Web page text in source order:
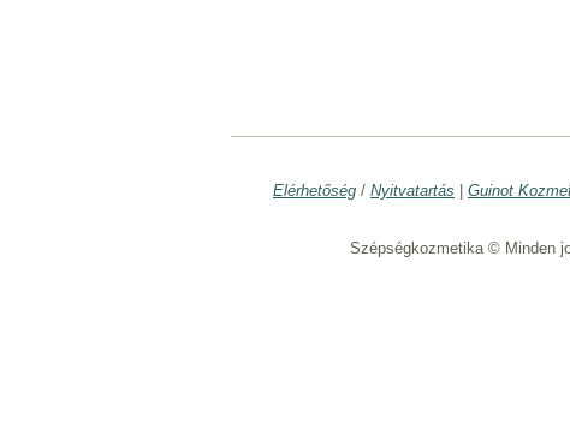
Elérhetőség / Nyitvatartás Guinot
Szépségkozmetika © Minden